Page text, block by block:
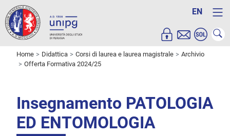
EN
Home Didattica Corsi di laurea e laurea magistrale
Archivio
Offerta Formativa 2024/25
Insegnamento PATOLOGIA
ED ENTOMOLOGIA